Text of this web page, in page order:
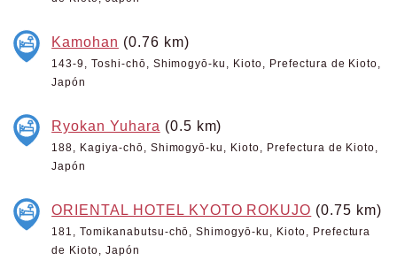
Kamohan (0.76 km)
143-9, Toshi-chō, Shimogyō-ku, Kioto, Prefectura de Kioto,
Japón
Ryokan Yuhara (0.5 km)
188, Kagiya-chō, Shimogyō-ku, Kioto, Prefectura de Kioto,
Japón
ORIENTAL HOTEL KYOTO ROKUJO (0.75 km)
181, Tomikanabutsu-chō, Shimogyō-ku, Kioto, Prefectura
de Kioto, Japón